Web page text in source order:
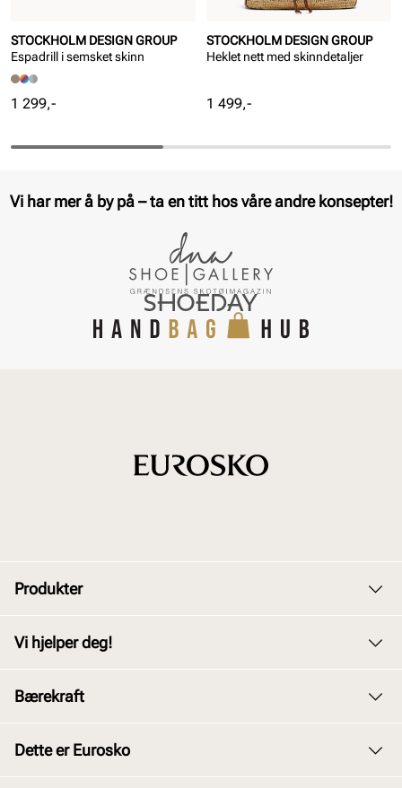
STOCKHOLM DESIGN GROUP
Espadrill i semsket skinn
Pris
1 299,-
STOCKHOLM DESIGN GROUP
Heklet nett med skinndetaljer
Pris
1 499,-
Vi har mer å by på – ta en titt hos våre andre konsepter!
Produkter
Barn
Vi hjelper deg!
Kjøpsbetingelser
Bærekraft
Dette er Eurosko